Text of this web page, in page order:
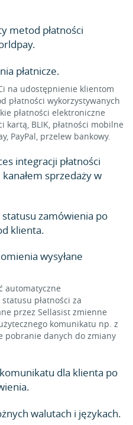
metod płatności
płatnicze.
na udostępnienie klientom
płatności wykorzystywanych
płatności elektroniczne
kartą, BLIK, płatności mobilne
PayPal, przelew bankowy.
integracji płatności
sprzedaży w
zamówienia po
klienta.
wysyłane
automatyczne
płatności za
przez Sellasist zmienne
komunikatu np. z
pobranie danych do zmiany
dla klienta po
walutach i językach.